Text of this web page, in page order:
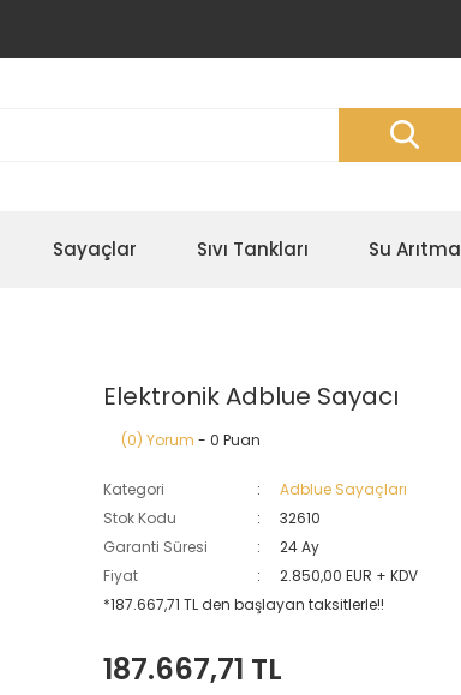
Sayaçlar Sıvı Tankları Su Arıtma
Elektronik Adblue Sayacı
(0) Yorum - 0 Puan
Kategori
Adblue Sayaçları
Stok Kodu
32610
Garanti Süresi
24 Ay
Fiyat
2.850,00 EUR + KDV
*187.667,71 TL den başlayan taksitlerle!!
187.667,71 TL